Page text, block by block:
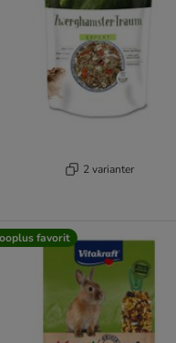
2 varianter
favorit